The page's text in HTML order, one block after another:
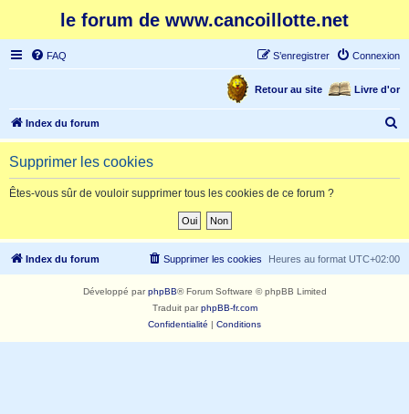
le forum de www.cancoillotte.net
FAQ Connexion
S’enregistrer
Livre d'or
Retour au site
Index du forum
e
h
Supprimer les cookies
Êtes-vous sûr de vouloir supprimer tous les cookies de ce forum ?
Index du forum Heures au format UTC+02:00
Supprimer les cookies
Développé parphpBB® Forum Software © phpBB Limited
Traduit parphpBB-fr.com
Confidentialité | Conditions